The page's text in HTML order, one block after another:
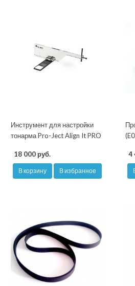
Инструмент для настройки
тонарма Pro-Ject Align It PRO
18 000 руб.
В корзину В избранное
4